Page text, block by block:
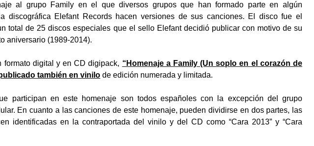
al grupo Family en el que diversos grupos que han formado parte en algún
discográfica Elefant Records hacen versiones de sus canciones. El disco fue el
total de 25 discos especiales que el sello Elefant decidió publicar con motivo de su
aniversario (1989-2014).
formato digital y en CD digipack, “Homenaje a Family (Un soplo en el corazón de
también en vinilo de edición numerada y limitada.
participan en este homenaje son todos españoles con la excepción del grupo
En cuanto a las canciones de este homenaje, pueden dividirse en dos partes, las
identificadas en la contraportada del vinilo y del CD como “Cara 2013” y “Cara